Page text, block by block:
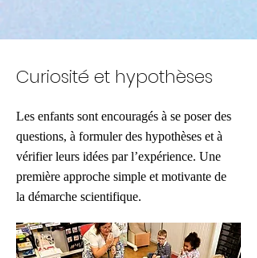
Curiosité et hypothèses
Les enfants sont encouragés à se poser des
questions, à formuler des hypothèses et à
vérifier leurs idées par l’expérience. Une
première approche simple et motivante de
la démarche scientifique.